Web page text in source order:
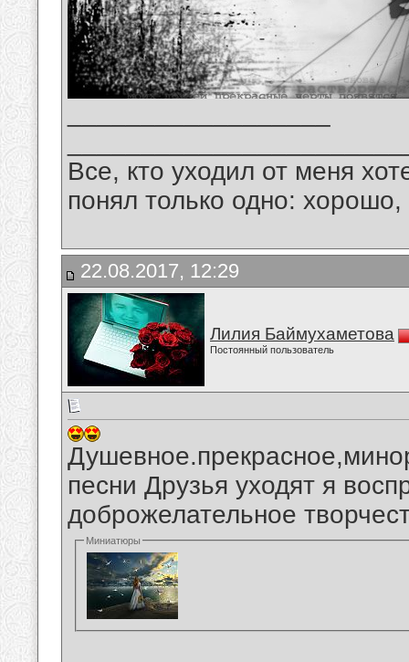
Все, кто уходил от меня
понял только одно:
22.08.2017, 12:29
Лилия Баймухаметова
Постоянный пользователь
песни Друзья уходят я
доброжелательное
Миниатюры